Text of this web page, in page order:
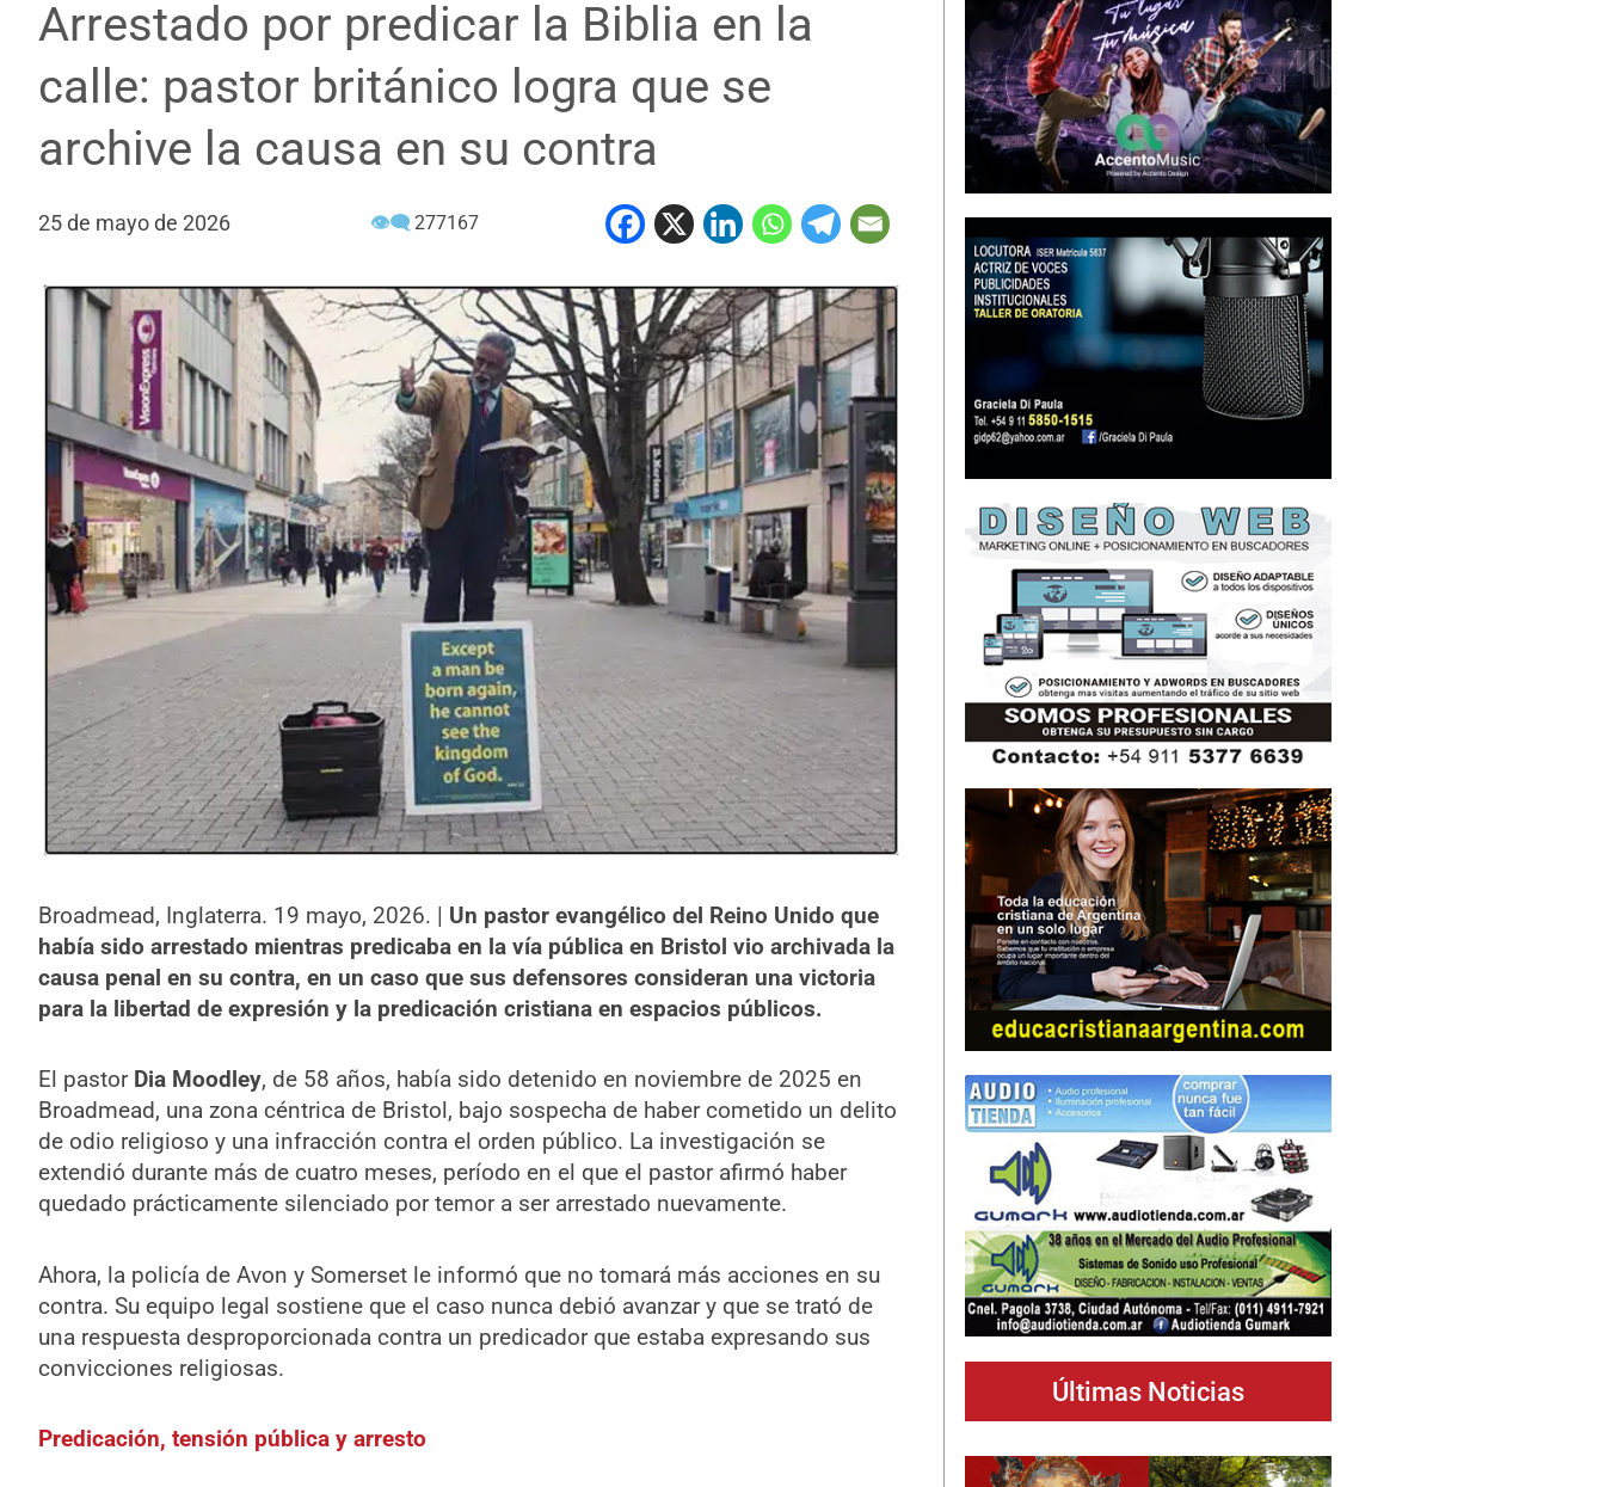
Arrestado por predicar la Biblia en la
calle: pastor británico logra que se
archive la causa en su contra
25 de mayo de 2026 👁‍🗨 277167
Broadmead, Inglaterra. 19 mayo, 2026. | Un pastor evangélico del Reino Unido que
había sido arrestado mientras predicaba en la vía pública en Bristol vio archivada la
causa penal en su contra, en un caso que sus defensores consideran una victoria
para la libertad de expresión y la predicación cristiana en espacios públicos.
El pastor Dia Moodley, de 58 años, había sido detenido en noviembre de 2025 en
Broadmead, una zona céntrica de Bristol, bajo sospecha de haber cometido un delito
de odio religioso y una infracción contra el orden público. La investigación se
extendió durante más de cuatro meses, período en el que el pastor afirmó haber
quedado prácticamente silenciado por temor a ser arrestado nuevamente.
Ahora, la policía de Avon y Somerset le informó que no tomará más acciones en su
contra. Su equipo legal sostiene que el caso nunca debió avanzar y que se trató de
una respuesta desproporcionada contra un predicador que estaba expresando sus
convicciones religiosas.
Predicación, tensión pública y arresto
Últimas Noticias